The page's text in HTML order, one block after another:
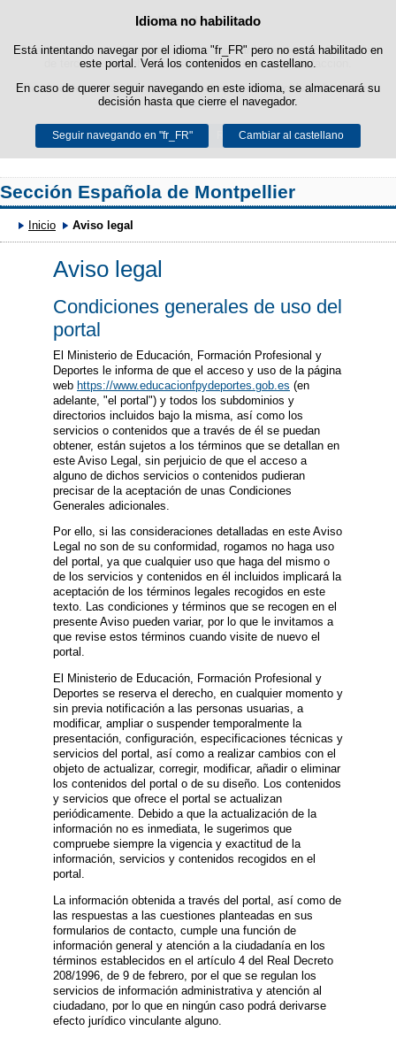
Política de cookies
Esta web utiliza cookies propias para facilitar la navegación y cookies
de terceros para obtener estadísticas de uso y satisfacción.
Puede obtener más información en el apartado "Cookies" de nuestro
aviso legal.
Aceptar Rechazar
Idioma no habilitado
Está intentando navegar por el idioma "fr_FR" pero no está habilitado en
este portal. Verá los contenidos en castellano.
En caso de querer seguir navegando en este idioma, se almacenará su
decisión hasta que cierre el navegador.
Seguir navegando en "fr_FR" Cambiar al castellano
Saltar al contenido
Sección Española de Montpellier
Inicio Aviso legal
Aviso legal
Condiciones generales de uso del
portal
El Ministerio de Educación, Formación Profesional y
Deportes le informa de que el acceso y uso de la página
web https://www.educacionfpydeportes.gob.es (en
adelante, "el portal") y todos los subdominios y
directorios incluidos bajo la misma, así como los
servicios o contenidos que a través de él se puedan
obtener, están sujetos a los términos que se detallan en
este Aviso Legal, sin perjuicio de que el acceso a
alguno de dichos servicios o contenidos pudieran
precisar de la aceptación de unas Condiciones
Generales adicionales.
Por ello, si las consideraciones detalladas en este Aviso
Legal no son de su conformidad, rogamos no haga uso
del portal, ya que cualquier uso que haga del mismo o
de los servicios y contenidos en él incluidos implicará la
aceptación de los términos legales recogidos en este
texto. Las condiciones y términos que se recogen en el
presente Aviso pueden variar, por lo que le invitamos a
que revise estos términos cuando visite de nuevo el
portal.
El Ministerio de Educación, Formación Profesional y
Deportes se reserva el derecho, en cualquier momento y
sin previa notificación a las personas usuarias, a
modificar, ampliar o suspender temporalmente la
presentación, configuración, especificaciones técnicas y
servicios del portal, así como a realizar cambios con el
objeto de actualizar, corregir, modificar, añadir o eliminar
los contenidos del portal o de su diseño. Los contenidos
y servicios que ofrece el portal se actualizan
periódicamente. Debido a que la actualización de la
información no es inmediata, le sugerimos que
compruebe siempre la vigencia y exactitud de la
información, servicios y contenidos recogidos en el
portal.
La información obtenida a través del portal, así como de
las respuestas a las cuestiones planteadas en sus
formularios de contacto, cumple una función de
información general y atención a la ciudadanía en los
términos establecidos en el artículo 4 del Real Decreto
208/1996, de 9 de febrero, por el que se regulan los
servicios de información administrativa y atención al
ciudadano, por lo que en ningún caso podrá derivarse
efecto jurídico vinculante alguno.